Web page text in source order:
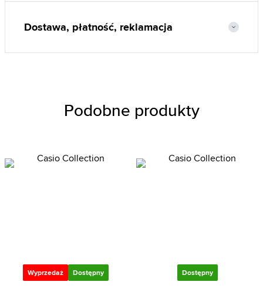
Dostawa, płatność, reklamacja
Podobne produkty
Wyprzedaż Dostępny Dostępny